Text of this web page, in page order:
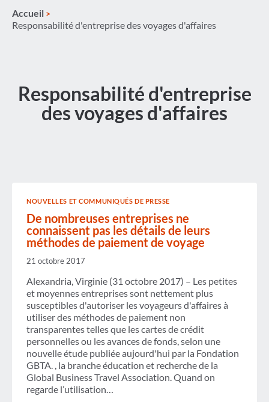
Accueil
Responsabilité d'entreprise des voyages d'affaires
Responsabilité d'entreprise
des voyages d'affaires
NOUVELLES ET COMMUNIQUÉS DE PRESSE
De nombreuses entreprises ne
connaissent pas les détails de leurs
méthodes de paiement de voyage
21 octobre 2017
Alexandria, Virginie (31 octobre 2017) – Les petites
et moyennes entreprises sont nettement plus
susceptibles d'autoriser les voyageurs d'affaires à
utiliser des méthodes de paiement non
transparentes telles que les cartes de crédit
personnelles ou les avances de fonds, selon une
nouvelle étude publiée aujourd'hui par la Fondation
GBTA. , la branche éducation et recherche de la
Global Business Travel Association. Quand on
regarde l’utilisation…